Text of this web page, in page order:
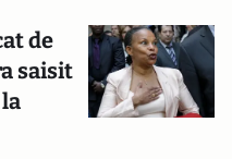
de
saisit